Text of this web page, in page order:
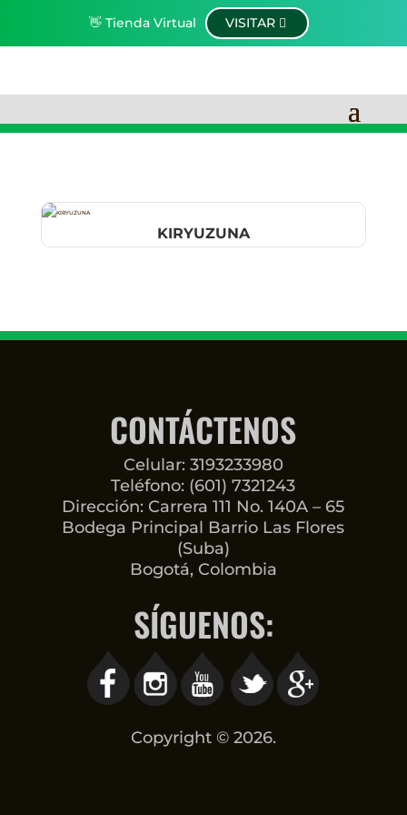
👋 Tienda Virtual VISITAR
KIRYUZUNA
CONTÁCTENOS
Celular: 3193233980
Teléfono: (601) 7321243
Dirección: Carrera 111 No. 140A – 65
Bodega Principal Barrio Las Flores
(Suba)
Bogotá, Colombia
SÍGUENOS:
Copyright © 2026.